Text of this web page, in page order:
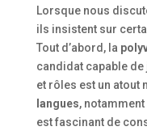
Lorsque nous
ils insistent sur
Tout d’abord, la
candidat capable
et rôles est un atout
langues,
est fascinant de